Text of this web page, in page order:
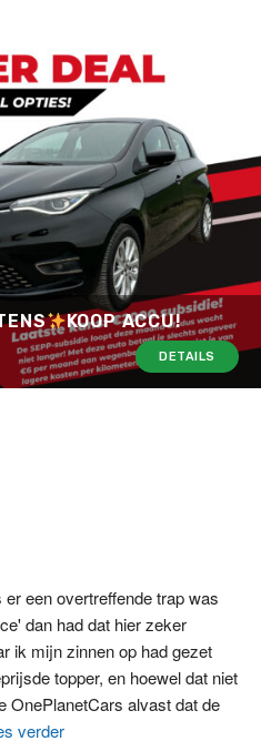
KOOP ACCU!
DETAILS
er een overtreffende trap was
dan had dat hier zeker
ik mijn zinnen op had gezet
topper, en hoewel dat niet
OnePlanetCars alvast dat de
verder